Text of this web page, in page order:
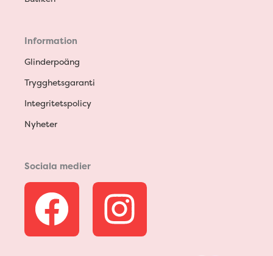
Information
Glinderpoäng
Trygghetsgaranti
Integritetspolicy
Nyheter
Sociala medier
F
a
I
n